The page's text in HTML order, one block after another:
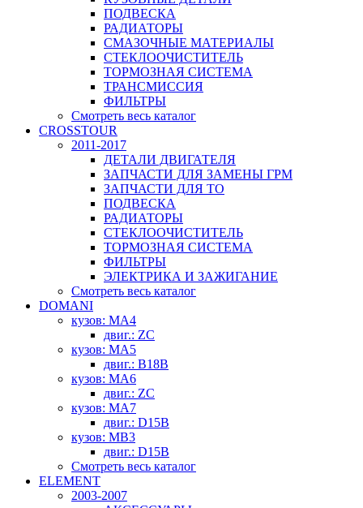
ПОДВЕСКА
РАДИАТОРЫ
СМАЗОЧНЫЕ МАТЕРИАЛЫ
СТЕКЛООЧИСТИТЕЛЬ
ТОРМОЗНАЯ СИСТЕМА
ТРАНСМИССИЯ
ФИЛЬТРЫ
Смотреть весь каталог
CROSSTOUR
2011-2017
ДЕТАЛИ ДВИГАТЕЛЯ
ЗАПЧАСТИ ДЛЯ ЗАМЕНЫ ГРМ
ЗАПЧАСТИ ДЛЯ ТО
ПОДВЕСКА
РАДИАТОРЫ
СТЕКЛООЧИСТИТЕЛЬ
ТОРМОЗНАЯ СИСТЕМА
ФИЛЬТРЫ
ЭЛЕКТРИКА И ЗАЖИГАНИЕ
Смотреть весь каталог
DOMANI
кузов: MA4
двиг.: ZC
кузов: MA5
двиг.: B18B
кузов: MA6
двиг.: ZC
кузов: MA7
двиг.: D15B
кузов: MB3
двиг.: D15B
Смотреть весь каталог
ELEMENT
2003-2007